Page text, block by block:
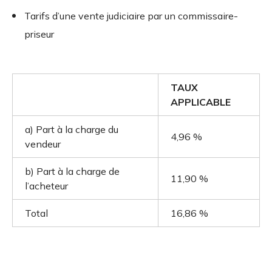
Tarifs d’une vente judiciaire par un commissaire-
priseur
TAUX
APPLICABLE
a) Part à la charge du
vendeur
4,96 %
b) Part à la charge de
l’acheteur
11,90 %
Total 16,86 %